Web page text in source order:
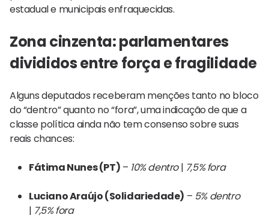
estadual e municipais enfraquecidas.
Zona cinzenta: parlamentares
divididos entre força e fragilidade
Alguns deputados receberam menções tanto no bloco
do “dentro” quanto no “fora”, uma indicação de que a
classe política ainda não tem consenso sobre suas
reais chances:
Fátima Nunes (PT) – 10% dentro| 7,5% fora
Luciano Araújo (Solidariedade) – 5% dentro
| 7,5% fora